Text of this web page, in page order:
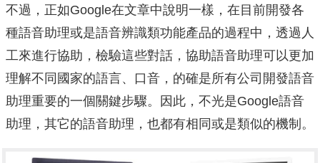
不過，正如Google在文章中說明一樣，在目前開發各
種語音助理或是語音辨識類功能產品的過程中，透過人
工來進行協助，檢驗這些對話，協助語音助理可以更加
理解不同國家的語言、口音，的確是所有公司開發語音
助理重要的一個關鍵步驟。因此，不光是Google語音
助理，其它的語音助理，也都有相同或是類似的機制。